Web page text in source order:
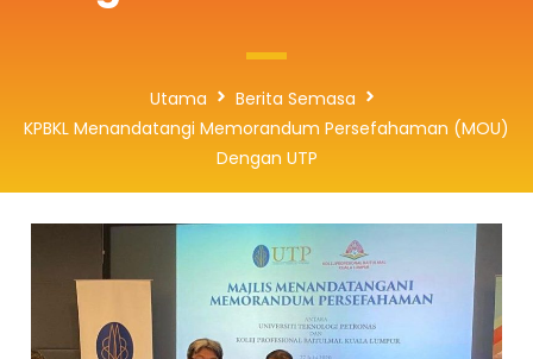
Utama
Berita Semasa
KPBKL Menandatangi Memorandum Persefahaman (MOU)
Dengan UTP